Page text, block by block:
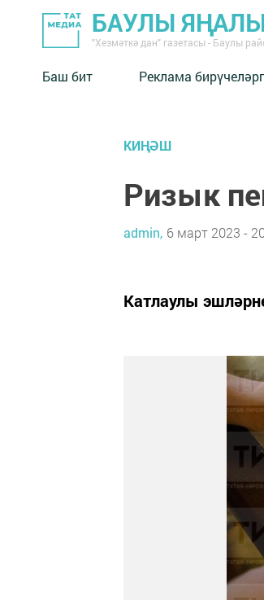
БАУЛЫ
"Хезмәткә дан" газетасы - Баулы
Баш бит Реклама
КИҢӘШ
Ризык
admin, 6 март 2023 -
Катлаулы